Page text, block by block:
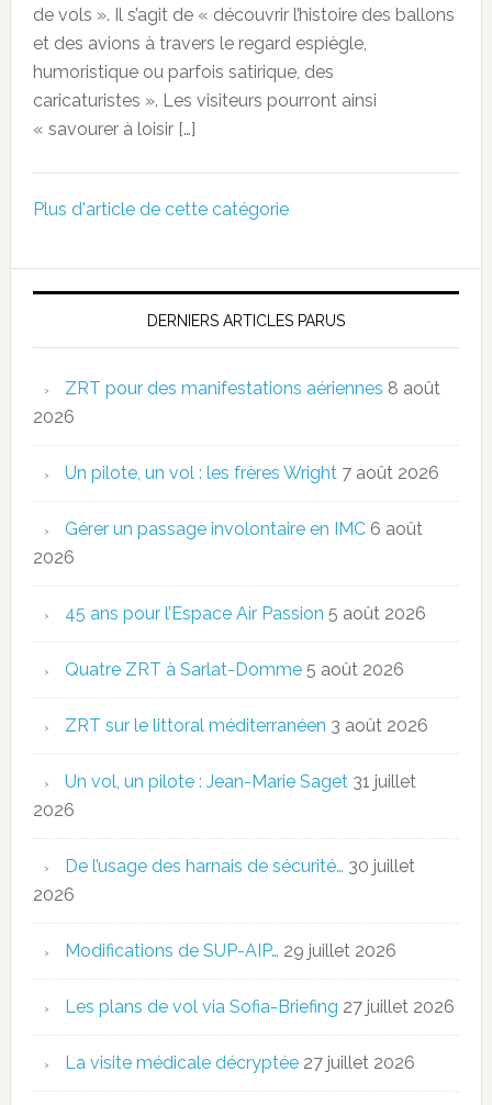
de vols ». Il s’agit de « découvrir l’histoire des ballons
et des avions à travers le regard espiègle,
humoristique ou parfois satirique, des
caricaturistes ». Les visiteurs pourront ainsi
« savourer à loisir […]
Plus d'article de cette catégorie
DERNIERS ARTICLES PARUS
ZRT pour des manifestations aériennes 8 août
2026
Un pilote, un vol : les frères Wright 7 août 2026
Gérer un passage involontaire en IMC 6 août
2026
45 ans pour l’Espace Air Passion 5 août 2026
Quatre ZRT à Sarlat-Domme 5 août 2026
ZRT sur le littoral méditerranéen 3 août 2026
Un vol, un pilote : Jean-Marie Saget 31 juillet
2026
De l’usage des harnais de sécurité… 30 juillet
2026
Modifications de SUP-AIP… 29 juillet 2026
Les plans de vol via Sofia-Briefing 27 juillet 2026
La visite médicale décryptée 27 juillet 2026